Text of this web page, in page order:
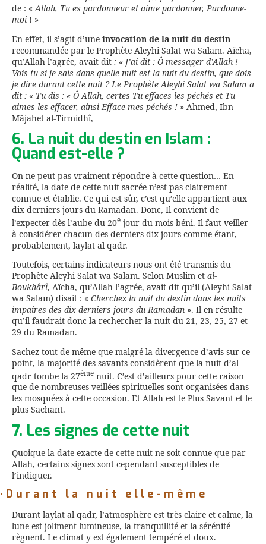
de : «Allah, Tu es pardonneur et aime pardonner, Pardonne-
moi ! »
En effet, il s’agit d’une invocation de la nuit du destin
recommandée par le Prophète Aleyhi Salat wa Salam. Aïcha,
qu’Allah l’agrée, avait dit : « J’ai dit : Ô messager d’Allah !
Vois-tu si je sais dans quelle nuit est la nuit du destin, que dois-
je dire durant cette nuit ? Le Prophète Aleyhi Salat wa Salam a
dit : « Tu dis : « Ô Allah, certes Tu effaces les péchés et Tu
aimes les effacer, ainsi Efface mes péchés ! » Ahmed, Ibn
Mājahet al-Tirmidhî,
6. La nuit du destin en Islam :
Quand est-elle ?
On ne peut pas vraiment répondre à cette question… En
réalité, la date de cette nuit sacrée n’est pas clairement
connue et établie. Ce qui est sûr, c’est qu’elle appartient aux
dix derniers jours du Ramadan. Donc, Il convient de
l’expecter dès l’aube du 20e jour du mois béni. Il faut veiller
à considérer chacun des derniers dix jours comme étant,
probablement, laylat al qadr.
Toutefois, certains indicateurs nous ont été transmis du
Prophète Aleyhi Salat wa Salam. Selon Muslim et al-
Boukhârî, Aïcha, qu’Allah l’agrée, avait dit qu’il (Aleyhi Salat
wa Salam) disait : « Cherchez la nuit du destin dans les nuits
impaires des dix derniers jours du Ramadan ». Il en résulte
qu’il faudrait donc la rechercher la nuit du 21, 23, 25, 27 et
29 du Ramadan.
Sachez tout de même que malgré la divergence d’avis sur ce
point, la majorité des savants considèrent que la nuit d’al
qadr tombe la 27ème nuit. C’est d’ailleurs pour cette raison
que de nombreuses veillées spirituelles sont organisées dans
les mosquées à cette occasion. Et Allah est le Plus Savant et le
plus Sachant.
7. Les signes de cette nuit
Quoique la date exacte de cette nuit ne soit connue que par
Allah, certains signes sont cependant susceptibles de
l’indiquer.
·Durant la nuit elle-même
Durant laylat al qadr, l’atmosphère est très claire et calme, la
lune est joliment lumineuse, la tranquillité et la sérénité
règnent. Le climat y est également tempéré et doux.